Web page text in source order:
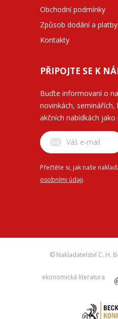
Obchodní podmínky
Způsob dodání a platby
Kontakty
PŘIPOJTE SE K
Buďte informovaní o
novinkách, seminářích,
akčních nabídkách jako
Přečtěte si, jak naše
osobními údaji.
© Nakladatelství C. H.
ekonomická literatura